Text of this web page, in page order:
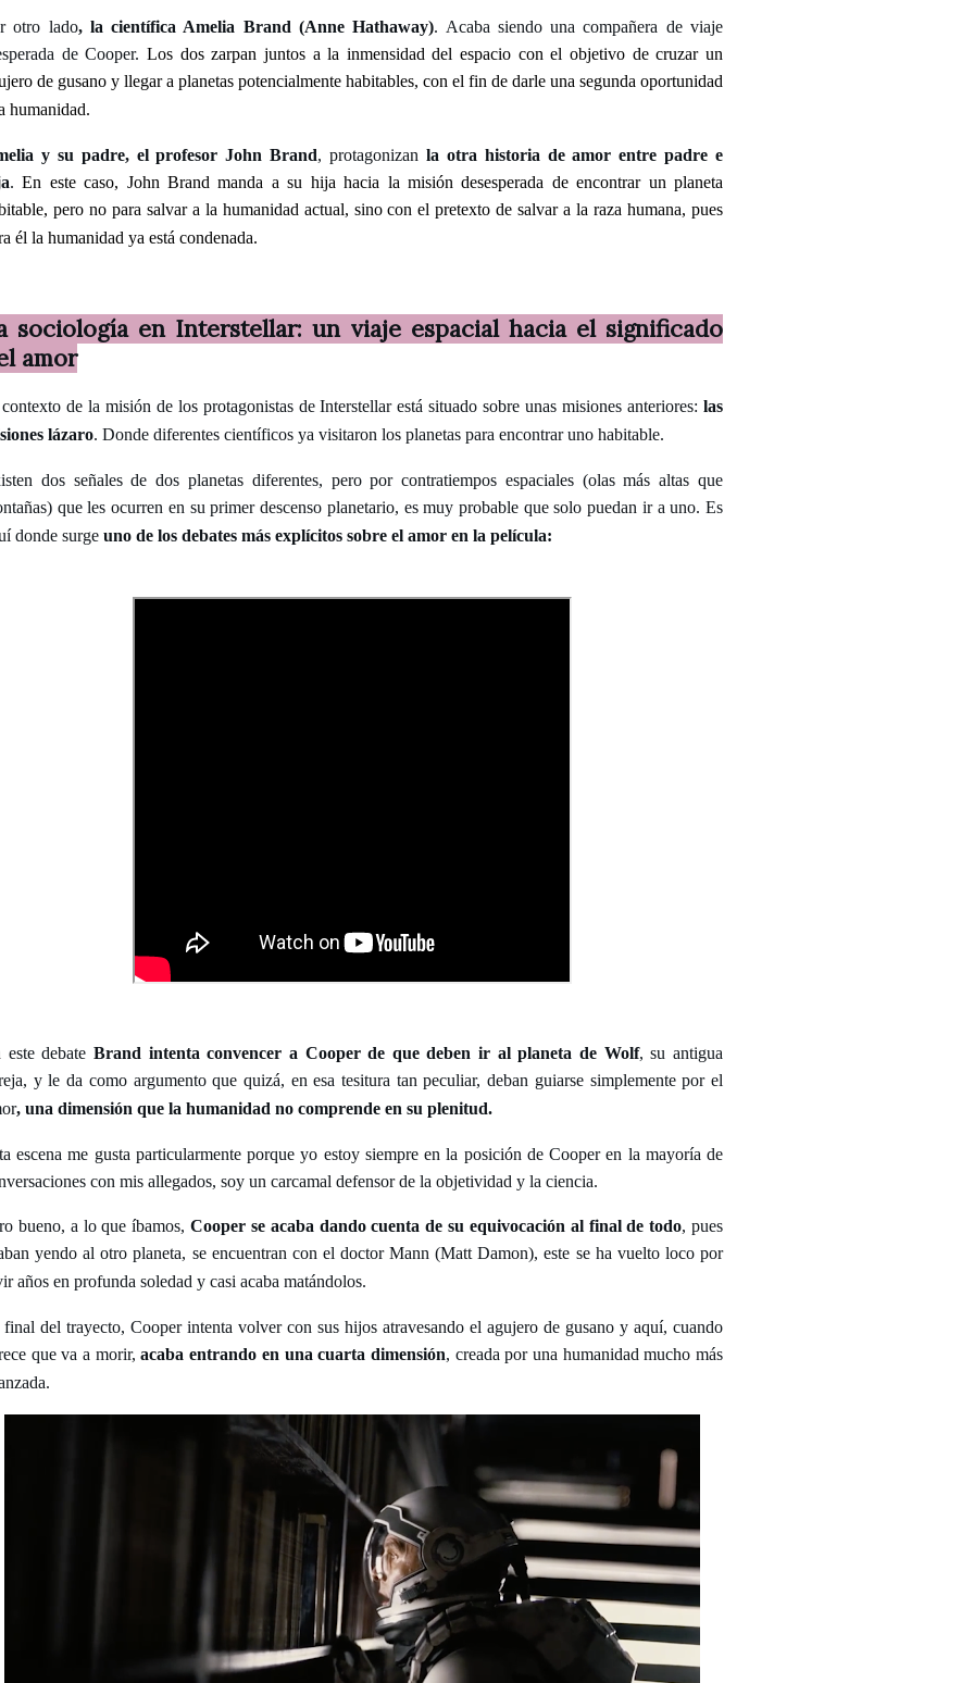
otro lado, la científica Amelia Brand (Anne Hathaway). Acaba siendo una compañera de viaje
de Cooper. Los dos zarpan juntos a la inmensidad del espacio con el objetivo de cruzar un
de gusano y llegar a planetas potencialmente habitables, con el fin de darle una segunda oportunidad
humanidad.
y su padre, el profesor John Brand, protagonizan la otra historia de amor entre padre e
. En este caso, John Brand manda a su hija hacia la misión desesperada de encontrar un planeta
pero no para salvar a la humanidad actual, sino con el pretexto de salvar a la raza humana, pues
él la humanidad ya está condenada.
sociología en Interstellar: un viaje espacial hacia el significado
amor
de la misión de los protagonistas de Interstellar está situado sobre unas misiones anteriores: las
lázaro. Donde diferentes científicos ya visitaron los planetas para encontrar uno habitable.
dos señales de dos planetas diferentes, pero por contratiempos espaciales (olas más altas que
que les ocurren en su primer descenso planetario, es muy probable que solo puedan ir a uno. Es
donde surge uno de los debates más explícitos sobre el amor en la película:
este debate Brand intenta convencer a Cooper de que deben ir al planeta de Wolf, su antigua
y le da como argumento que quizá, en esa tesitura tan peculiar, deban guiarse simplemente por el
, una dimensión que la humanidad no comprende en su plenitud.
escena me gusta particularmente porque yo estoy siempre en la posición de Cooper en la mayoría de
con mis allegados, soy un carcamal defensor de la objetividad y la ciencia.
bueno, a lo que íbamos, Cooper se acaba dando cuenta de su equivocación al final de todo, pues
yendo al otro planeta, se encuentran con el doctor Mann (Matt Damon), este se ha vuelto loco por
años en profunda soledad y casi acaba matándolos.
del trayecto, Cooper intenta volver con sus hijos atravesando el agujero de gusano y aquí, cuando
que va a morir,acaba entrando en una cuarta dimensión, creada por una humanidad mucho más